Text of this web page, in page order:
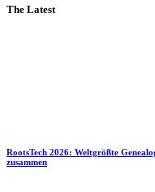
The Latest
RootsTech 2026: Weltgrößte
zusammen